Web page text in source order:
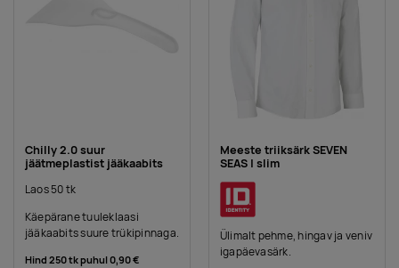
Chilly 2.0 suur
jäätmeplastist jääkaabits
Laos 50 tk
Käepärane tuuleklaasi
jääkaabits suure trükipinnaga.
Hind 250 tk puhul0,90 €
Meeste triiksärk SEVEN
SEAS | slim
Ülimalt pehme, hingav ja veniv
igapäevasärk.